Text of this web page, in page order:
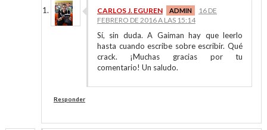
CARLOS J. EGUREN
16 DE
FEBRERO DE 2016 A LAS 15:14
Sí, sin duda. A Gaiman hay que leerlo
hasta cuando escribe sobre escribir. Qué
crack. ¡Muchas gracias por tu
comentario! Un saludo.
Responder